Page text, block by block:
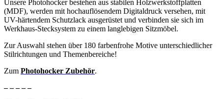
Unsere Photohocker bestehen aus stabilen Holzwerkstoffplatten
(MDF), werden mit hochauflösendem Digitaldruck versehen, mit
UV-härtendem Schutzlack ausgerüstet und verbinden sie sich im
Werkhaus-Stecksystem zu einem langlebigen Sitzmöbel.
Zur Auswahl stehen über 180 farbenfrohe Motive unterschiedlicher
Stilrichtungen und Themenbereiche!
Zum Photohocker Zubehör.
– – – – –